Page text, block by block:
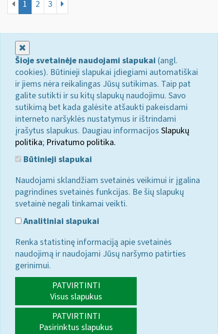
1 2 3
Šioje svetainėje naudojami slapukai (angl.
cookies). Būtinieji slapukai įdiegiami automatiškai
ir jiems nėra reikalingas Jūsų sutikimas. Taip pat
galite sutikti ir su kitų slapukų naudojimu. Savo
sutikimą bet kada galėsite atšaukti pakeisdami
interneto naršyklės nustatymus ir ištrindami
įrašytus slapukus. Daugiau informacijos Slapukų
politika; Privatumo politika.
Būtinieji slapukai
Naudojami sklandžiam svetainės veikimui ir įgalina
pagrindines svetainės funkcijas. Be šių slapukų
svetainė negali tinkamai veikti.
Analitiniai slapukai
Renka statistinę informaciją apie svetainės
naudojimą ir naudojami Jūsų naršymo patirties
gerinimui.
PATVIRTINTI
Visus slapukus
PATVIRTINTI
Pasirinktus slapukus